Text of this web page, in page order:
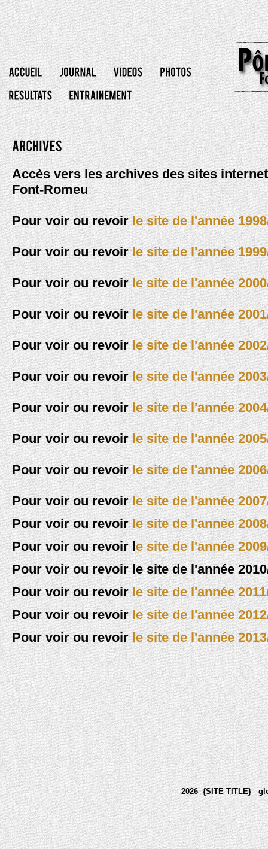
Accès vers les archives des sites
Font-Romeu
Pour voir ou revoirle site de l'année
Pour voir ou revoirle site de l'année
Pour voir ou revoirle site de l'année
Pour voir ou revoirle site de l'année
Pour voir ou revoirle site de l'année
Pour voir ou revoirle site de l'année
Pour voir ou revoirle site de l'année
Pour voir ou revoirle site de l'année
Pour voir ou revoirle site de l'année
Pour voir ou revoirle site de l'année
Pour voir ou revoirle site de l'année
Pour voir ou revoir le site de l'année
Pour voir ou revoir le site de l'année
Pour voir ou revoirle site de l'année
Pour voir ou revoirle site de l'année
Pour voir ou revoirle site de l'année
2026 {SITE TITLE}